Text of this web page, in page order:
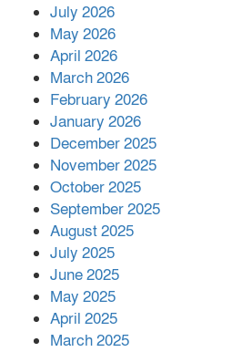
পর ফোন
July 2026
May 2026
April 2026
March 2026
February 2026
January 2026
December 2025
November 2025
October 2025
September 2025
August 2025
July 2025
June 2025
May 2025
April 2025
March 2025